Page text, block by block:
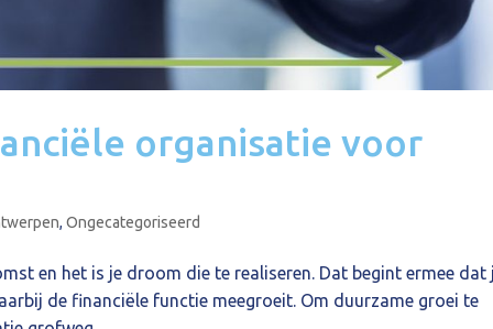
organisatie voor
,Ongecategoriseerd
en het is je droom die te realiseren. Dat begint ermee dat
de financiële functie meegroeit. Om duurzame groei te